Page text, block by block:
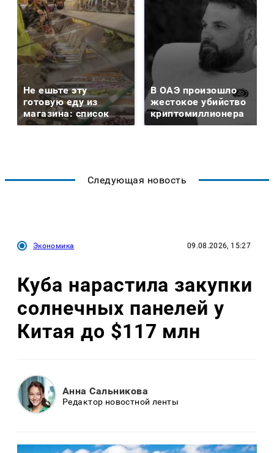
Не ешьте эту
готовую еду из
магазина: список
В ОАЭ произошло
жестокое убийство
криптомиллионера
Следующая новость
Экономика 09.08.2026, 15:27
Куба нарастила закупки
солнечных панелей у
Китая до $117 млн
Анна Сальникова
Редактор новостной ленты